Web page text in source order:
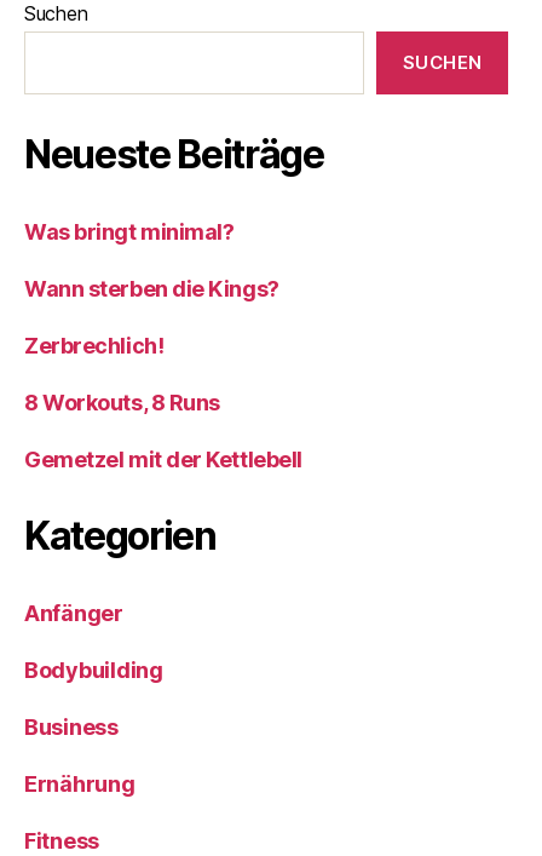
Suchen
SUCHEN
Neueste Beiträge
Was bringt minimal?
Wann sterben die Kings?
Zerbrechlich!
8 Workouts, 8 Runs
Gemetzel mit der Kettlebell
Kategorien
Anfänger
Bodybuilding
Business
Ernährung
Fitness